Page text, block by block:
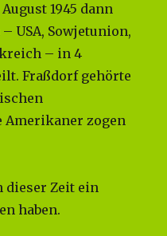
1945 dann
USA, Sowjetunion,
– in 4
Fraßdorf gehörte
Amerikaner zogen
dieser Zeit ein
haben.